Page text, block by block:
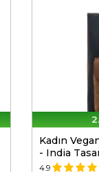
Kadın
- India
4.9